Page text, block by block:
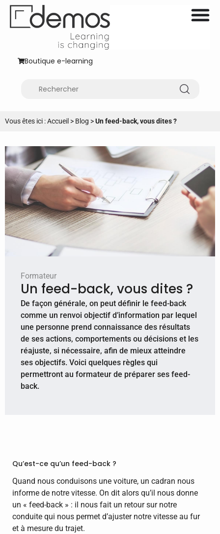
Boutique e-learning
Vous êtes ici :Accueil > Blog >Un feed-back, vous dites ?
Formateur
Un feed-back, vous dites ?
De façon générale, on peut définir le feed-back
comme un renvoi objectif d’information par lequel
une personne prend connaissance des résultats
de ses actions, comportements ou décisions et les
réajuste, si nécessaire, afin de mieux atteindre
ses objectifs. Voici quelques règles qui
permettront au formateur de préparer ses feed-
back.
Qu’est-ce qu’un feed-back ?
Quand nous conduisons une voiture, un cadran nous
informe de notre vitesse. On dit alors qu’il nous donne
un « feed-back » : il nous fait un retour sur notre
conduite qui nous permet d’ajuster notre vitesse au fur
et à mesure du trajet.